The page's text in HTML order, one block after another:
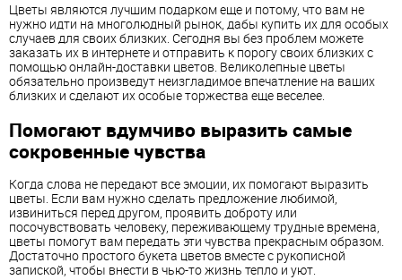
Цветы являются лучшим подарком еще и потому, что вам не
нужно идти на многолюдный рынок, дабы купить их для особых
случаев для своих близких. Сегодня вы без проблем можете
заказать их в интернете и отправить к порогу своих близких с
помощью онлайн-доставки цветов. Великолепные цветы
обязательно произведут неизгладимое впечатление на ваших
близких и сделают их особые торжества еще веселее.
Помогают вдумчиво выразить самые
сокровенные чувства
Когда слова не передают все эмоции, их помогают выразить
цветы. Если вам нужно сделать предложение любимой,
извиниться перед другом, проявить доброту или
посочувствовать человеку, переживающему трудные времена,
цветы помогут вам передать эти чувства прекрасным образом.
Достаточно простого букета цветов вместе с рукописной
запиской, чтобы внести в чью-то жизнь тепло и уют.